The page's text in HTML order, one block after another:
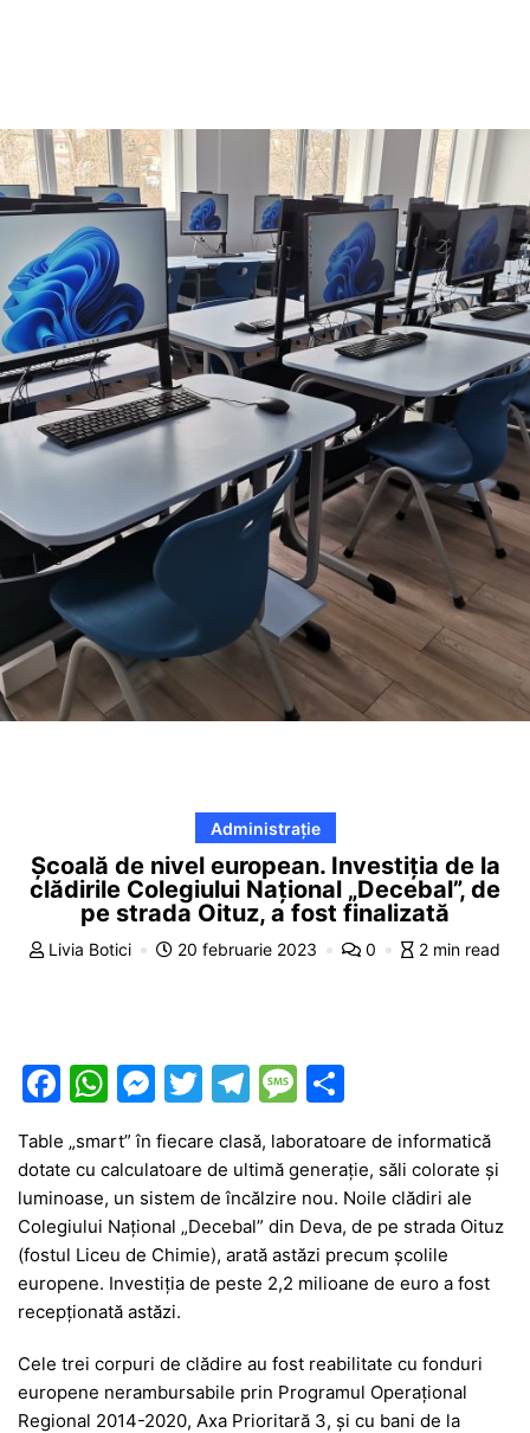
Administrație
Școală de nivel european. Investiția de la
clădirile Colegiului Național „Decebal”, de
pe strada Oituz, a fost finalizată
Livia Botici 20 februarie 2023 0 2 min read
F
c
e
b
o
o
k
W
at
s
A
p
p
M
e
s
s
e
n
g
er
T
itt
er
T
e
gr
a
m
M
s
s
a
g
ta
je
a
z
Table „smart” în fiecare clasă, laboratoare de informatică
dotate cu calculatoare de ultimă generație, săli colorate și
luminoase, un sistem de încălzire nou. Noile clădiri ale
Colegiului Național „Decebal” din Deva, de pe strada Oituz
(fostul Liceu de Chimie), arată astăzi precum școlile
europene. Investiția de peste 2,2 milioane de euro a fost
recepționată astăzi.
Cele trei corpuri de clădire au fost reabilitate cu fonduri
europene nerambursabile prin Programul Operațional
Regional 2014-2020, Axa Prioritară 3, și cu bani de la